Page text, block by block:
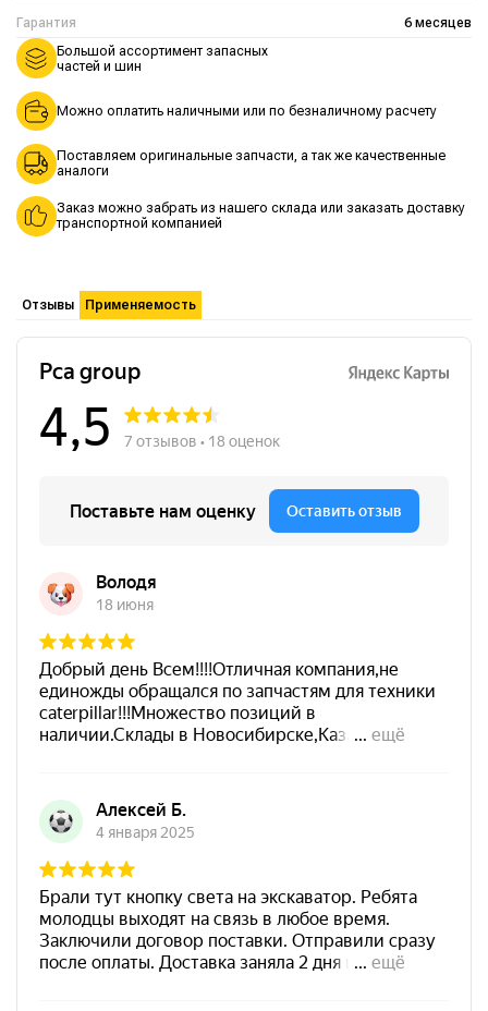
Гарантия 6 месяцев
Большой ассортимент запасных
частей и шин
Можно оплатить наличными или по безналичному расчету
Поставляем оригинальные запчасти, а так же качественные
аналоги
Заказ можно забрать из нашего склада или заказать доставку
транспортной компанией
Отзывы Применяемость